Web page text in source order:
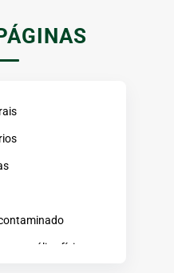
análise física